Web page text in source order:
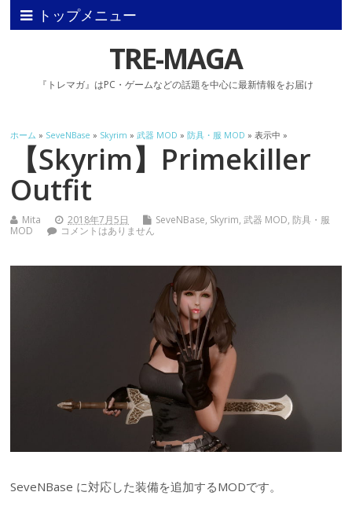
トップメニュー
TRE-MAGA
『トレマガ』はPC・ゲームなどの話題を中心に最新情報をお届け
ホーム » SeveNBase » Skyrim »武器 MOD »防具・服 MOD » 表示中 »
【Skyrim】Primekiller
Outfit
Mita 2018年7月5日 SeveNBase, Skyrim,武器 MOD,防具・服
MOD
コメントはありません
SeveNBase に対応した装備を追加するMODです。